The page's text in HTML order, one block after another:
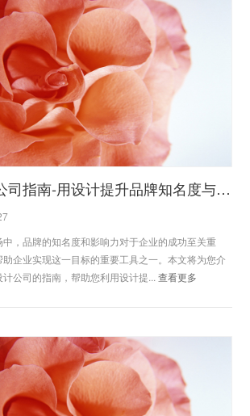
河南品牌设计公司指南-用设计提升品牌知名度与影响力
，品牌的知名度和影响力对于企业的成功至关重
企业实现这一目标的重要工具之一。本文将为您介
公司的指南，帮助您利用设计提...查看更多